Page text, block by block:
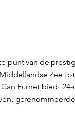
van de
Zee
Furnet biedt